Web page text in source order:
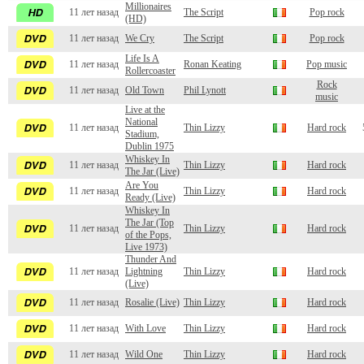
11 лет назад
Millionaires
(HD)
The Script Pop rock
11 лет назад We Cry The Script Pop rock
11 лет назад
Life Is A
Rollercoaster
Ronan Keating Pop music
11 лет назад Old Town Phil Lynott
Rock
music
11 лет назад
Live at the
National
Stadium,
Dublin 1975
Thin Lizzy Hard rock
11 лет назад
Whiskey In
The Jar (Live)
Thin Lizzy Hard rock
11 лет назад
Are You
Ready (Live)
Thin Lizzy Hard rock
11 лет назад
Whiskey In
The Jar (Top
of the Pops,
Live 1973)
Thin Lizzy Hard rock
11 лет назад
Thunder And
Lightning
(Live)
Thin Lizzy Hard rock
11 лет назад Rosalie (Live) Thin Lizzy Hard rock
11 лет назад With Love Thin Lizzy Hard rock
11 лет назад Wild One Thin Lizzy Hard rock